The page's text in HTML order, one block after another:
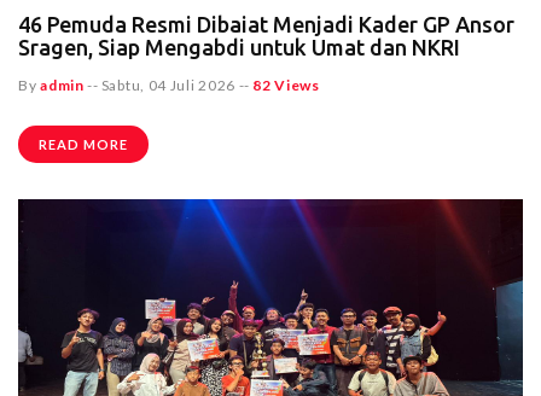
46 Pemuda Resmi Dibaiat Menjadi Kader GP Ansor
Sragen, Siap Mengabdi untuk Umat dan NKRI
Byadmin -- Sabtu, 04 Juli 2026 -- 82 Views
READ MORE